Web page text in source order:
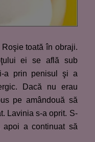
toată în obraji.
ei se află sub
a prin penisul şi a
Dacă nu erau
pe amândouă să
Lavinia s-a oprit. S-
a continuat să